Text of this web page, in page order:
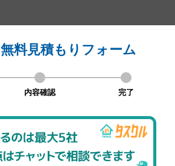
料見積もりフォーム
内容確認 完了